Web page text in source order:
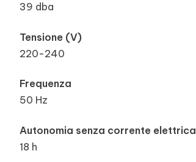
39 dba
Tensione (V)
220-240
Frequenza
50 Hz
Autonomia senza corrente elettrica
18 h